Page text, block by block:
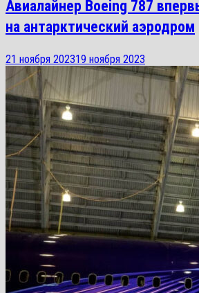
Авиалайнер Boeing 787
на антарктический аэродром
21 ноября 202319 ноября 2023